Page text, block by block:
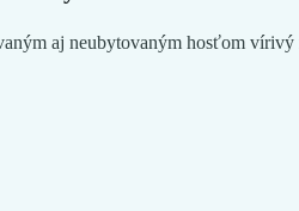
aj neubytovaným hosťom